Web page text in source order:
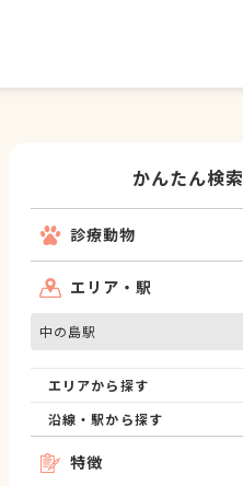
かんたん検索
診療動物
エリア・駅
中の島駅
エリアから探す
沿線・駅から探す
特徴